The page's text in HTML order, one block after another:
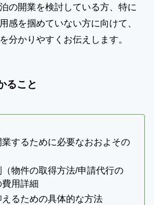
の開業を検討している方、特に
感を掴めていない方に向けて、
分かりやすくお伝えします。
ること
業するために必要なおおよその
（物件の取得方法/申請代行の
用詳細
るための具体的な方法